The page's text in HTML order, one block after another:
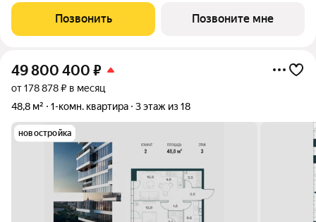
районе, в 300 м от Нескучного сада. Главная особенность
проекта - 5 башен, в
Позвонить Позвоните мне
49 800 400 ₽
от 178 878 ₽ в месяц
48,8 м²
1-комн. квартира 3 этаж из 18
новостройка